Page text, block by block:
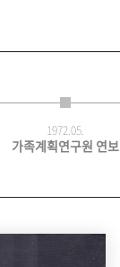
1972.05.
가족계획연구원 연보